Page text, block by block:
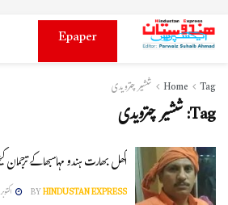
Epaper
Home Tag ششیر چترویدی
Tag:ششیر چترویدی
اکھل بھارت ہندو مہاسبھا کے
BYHINDUSTAN EXPRESS اکتوبر 9, 2022